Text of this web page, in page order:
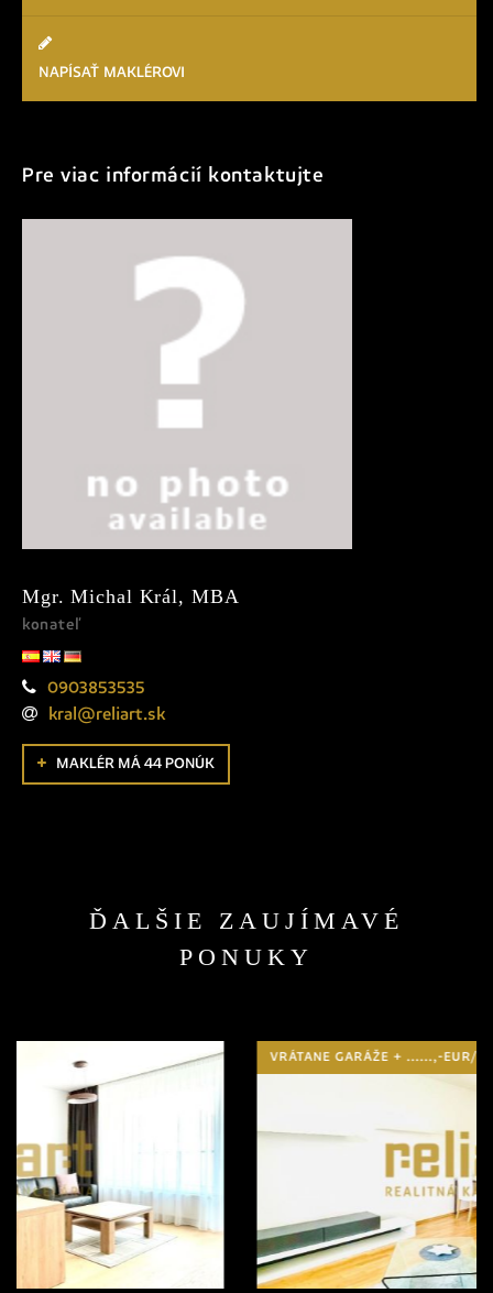
NAPÍSAŤ MAKLÉROVI
Pre viac informácií kontaktujte
Mgr. Michal Král, MBA
konateľ
0903853535
kral@reliart.sk
MAKLÉR MÁ 44 PONÚK
ĎALŠIE ZAUJÍMAVÉ
PONUKY
VRÁTANE GARÁŽE + ......,-EUR/MES. ENERGIE